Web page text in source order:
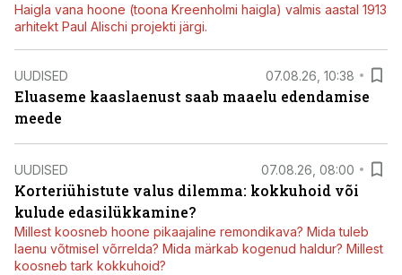
Haigla vana hoone (toona Kreenholmi haigla) valmis aastal 1913
arhitekt Paul Alischi projekti järgi.
UUDISED 07.08.26, 10:38
Eluaseme kaaslaenust saab maaelu edendamise
meede
UUDISED 07.08.26, 08:00
Korteriühistute valus dilemma: kokkuhoid või
kulude edasilükkamine?
Millest koosneb hoone pikaajaline remondikava? Mida tuleb
laenu võtmisel võrrelda? Mida märkab kogenud haldur? Millest
koosneb tark kokkuhoid?